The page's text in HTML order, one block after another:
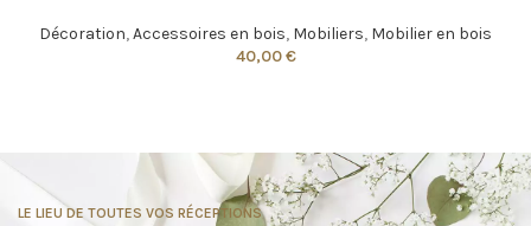
Décoration,Accessoires en bois, Mobiliers, Mobilier en bois
40,00€
LE LIEU DE TOUTES VOS RÉCEPTIONS